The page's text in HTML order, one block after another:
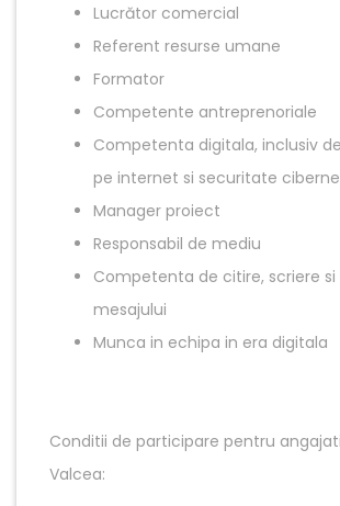
Lucrător comercial
Referent resurse umane
Formator
Competente antreprenoriale
Competenta digitala, inclusiv
pe internet si securitate
Manager proiect
Responsabil de mediu
Competenta de citire, scriere
mesajului
Munca in echipa in era digitala
Conditii de participare pentru
Valcea: